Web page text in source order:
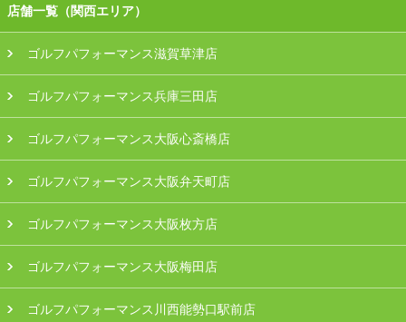
店舗一覧（関西エリア）
ゴルフパフォーマンス滋賀草津店
ゴルフパフォーマンス兵庫三田店
ゴルフパフォーマンス大阪心斎橋店
ゴルフパフォーマンス大阪弁天町店
ゴルフパフォーマンス大阪枚方店
ゴルフパフォーマンス大阪梅田店
ゴルフパフォーマンス川西能勢口駅前店